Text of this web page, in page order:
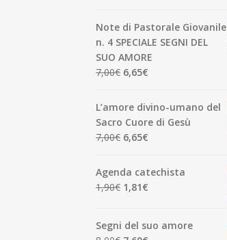
originale
era:
5,00€.
attuale
è:
4,75€.
Note di Pastorale Giovanile
n. 4 SPECIALE SEGNI DEL
SUO AMORE
7,00€ Il
originale
era:
7,00€.
6,65€
attuale
L’amore divino-umano del
Sacro Cuore di Gesù
7,00€ Il
originale
era:
7,00€.
6,65€
attuale
Agenda catechista
1,90€ Il
era:
1,81€
è:
Segni del suo amore